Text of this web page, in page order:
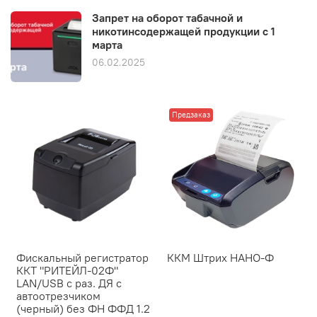
Фискальный регистратор
ККТ "РИТЕЙЛ-02Ф"
LAN/USB с раз. ДЯ с
автоотрезчиком
(черный) без ФН ФФД 1.2
Предзаказ
ККМ Штрих НАНО-Ф
Запрет на оборот табачной и
никотинсодержащей продукции с 1
марта
06.02.2025